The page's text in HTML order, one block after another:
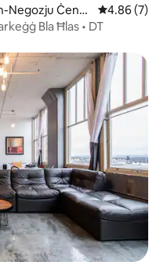
Negozju Ċentr
Rating
4.86 (7)
Bla Ħlas • DT